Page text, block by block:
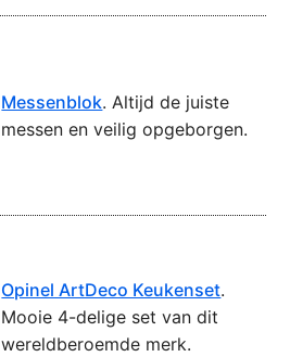
Messenblok. Altijd de juiste
messen en veilig opgeborgen.
Opinel ArtDeco Keukenset.
Mooie 4-delige set van dit
wereldberoemde merk.